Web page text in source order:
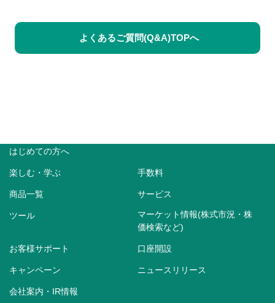
よくあるご質問(Q&A)TOPへ
はじめての方へ
楽しむ・学ぶ 手数料
商品一覧 サービス
ツール
マーケット情報(株式市況・株
価検索など)
お客様サポート 口座開設
キャンペーン ニュースリリース
会社案内・IR情報